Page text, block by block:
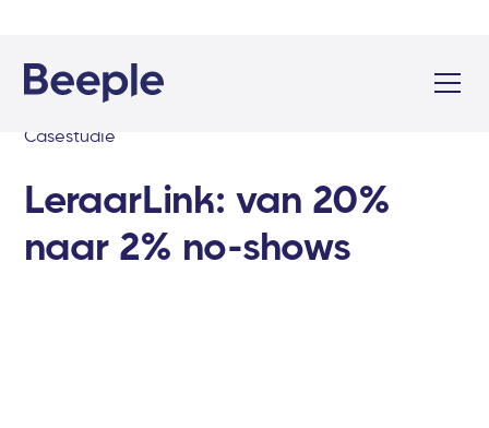
Casestudie
LeraarLink: van 20%
naar 2% no-shows